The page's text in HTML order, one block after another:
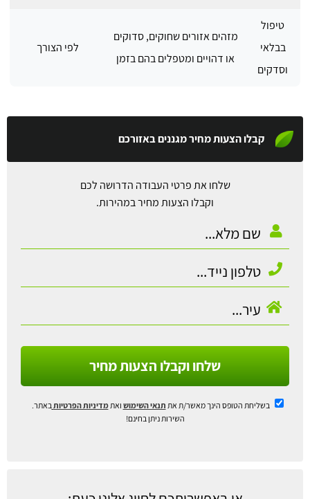
טיפול
בבלאי
וסדקים
מזהים אזורים שחוקים, סדוקים
או דהויים ומטפלים בהם בזמן
לפי הצורך
קבלו הצעות מחיר מגננים באזורכם
שלחו את פרטי העבודה הדרושה לכם
וקבלו הצעות מחיר במהירות.
שלחו וקבלו הצעות מחיר
בשליחת הטופס הינך מאשר/ת את תנאי השימוש ואתמדיניות הפרטיות באתר.
השירות ניתן בחינם!